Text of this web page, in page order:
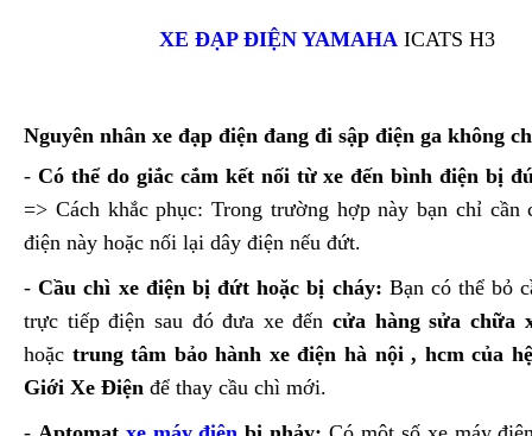
XE ĐẠP ĐIỆN YAMAHA ICATS H3
Nguyên nhân xe đạp điện đang đi sập điện ga không
- Có thể do giắc cắm kết nối từ xe đến bình điện bị
=> Cách khắc phục: Trong trường hợp này bạn chỉ cần
điện này hoặc nối lại dây điện nếu đứt.
-Cầu chì xe điện bị đứt hoặc bị cháy: Bạn có thể bỏ
trực tiếp điện sau đó đưa xe đếncửa hàng sửa chữa
hoặc trung tâm bảo hành xe điện hà nội , hcm của
Giới Xe Điện để thay cầu chì mới.